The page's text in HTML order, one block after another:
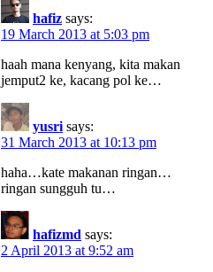
hafiz says:
19 March 2013 at 5:03 pm
haah mana kenyang, kita makan
jemput2 ke, kacang pol ke…
yusri says:
31 March 2013 at 10:13 pm
haha…kate makanan ringan…
ringan sungguh tu…
hafizmd says:
2 April 2013 at 9:52 am